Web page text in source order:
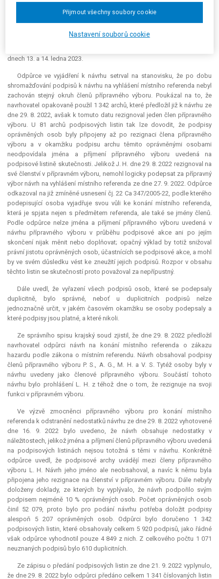
oprávněných osob. Jelikož se dne 1. 11. 2022 konalo zasedání
považoval za obstrukční jednání, navrhl, aby krajský soud dané místní
dnech 13. a 14. ledna 2023.
Odpůrce ve vyjádření k návrhu setrval na stanovisku, že po dobu
shromažďování podpisů k návrhu na vyhlášení místního referenda nebyl
zachován stejný okruh členů přípravného výboru. Poukázal na to, že
navrhovatel opakovaně použil 1 342 archů, které předložil již k návrhu ze
dne 29. 8. 2022, avšak k tomuto datu rezignoval jeden člen přípravného
výboru. U 81 archů podpisových listin tak lze dovodit, že podpisy
oprávněných osob byly připojeny až po rezignaci člena přípravného
výboru a v okamžiku podpisu archu těmito oprávněnými osobami
neodpovídala jména a příjmení přípravného výboru uvedená na
podpisové listině skutečnosti. Jelikož J. H. dne 29. 8. 2022 rezignoval na
své členství v přípravném výboru, nemohl logicky podepsat za přípravný
výbor návrh na vyhlášení místního referenda ze dne 27. 9. 2022. Odpůrce
odkazoval na již zmíněné usnesení čj. 22 Ca 347/2005-22, podle kterého
podepisující osoba vyjadřuje svou vůli ke konání místního referenda,
která je spjata nejen s předmětem referenda, ale také se jmény členů.
Podle odpůrce nelze jména a příjmení přípravného výboru uvedená v
návrhu přípravného výboru v průběhu podpisové akce ani po jejím
skončení nijak měnit nebo doplňovat; opačný výklad by totiž snižoval
právní jistotu oprávněných osob, účastnících se podpisové akce, a mohl
by ve svém důsledku vést ke zneužití jejich podpisů. Rozpor v obsahu
těchto listin se skutečností proto považoval za nepřípustný.
Dále uvedl, že vyřazení všech podpisů osob, které se podepsaly
duplicitně, bylo správné, neboť u duplicitních podpisů nelze
jednoznačně určit, v jakém časovém okamžiku se osoby podepsaly a
které podpisy jsou platné, a které nikoli.
Ze správního spisu krajský soud zjistil, že dne 29. 8. 2022 předložil
navrhovatel odpůrci návrh na konání místního referenda o zákazu
hazardu podle zákona o místním referendu. Návrh obsahoval podpisy
členů přípravného výboru P. S., A. G., M. H. a V. S. Tytéž osoby byly v
návrhu uvedeny jako členové přípravného výboru. Součástí tohoto
návrhu bylo prohlášení L. H. z téhož dne o tom, že rezignuje na svoji
funkci v přípravném výboru.
Ve výzvě zmocněnci přípravného výboru pro konání místního
referenda k odstranění nedostatků návrhu ze dne 29. 8. 2022 vyhotovené
dne 16. 9. 2022 bylo uvedeno, že návrh obsahuje nedostatky v
náležitostech, jelikož jména a příjmení členů přípravného výboru uvedená
na podpisových listinách nejsou totožná s těmi v návrhu. Konkrétně
odpůrce uvedl, že podpisové archy uvádějí mezi členy přípravného
výboru L. H. Návrh jeho jméno ale neobsahoval, a navíc k němu byla
připojena jeho rezignace na členství v přípravném výboru. Dále nebyly
doloženy doklady, ze kterých by vyplývalo, že návrh podpořilo svým
podpisem nejméně 10 % oprávněných osob. Počet oprávněných osob
činil 52 079, proto bylo pro podání návrhu potřeba doložit podpisy
alespoň 5 207 oprávněných osob. Odpůrci bylo doručeno 1 342
podpisových listin, které obsahovaly celkem 5 920 podpisů, jako řádné
však odpůrce vyhodnotil pouze 4 849 z nich. Z celkového počtu 1 071
neuznaných podpisů bylo 610 duplicitních.
Ze zápisu o předání podpisových listin ze dne 21. 9. 2022 vyplynulo,
že dne 29. 8. 2022 bylo odpůrci předáno celkem 1 341 číslovaných listin
Nastavení souborů cookie
Přijmout všechny soubory cookie